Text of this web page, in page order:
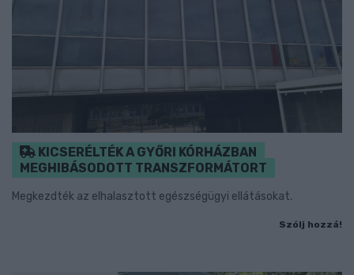
KICSERÉLTÉK A GYŐRI KÓRHÁZBAN
MEGHIBÁSODOTT TRANSZFORMÁTORT
Megkezdték az elhalasztott egészségügyi ellátásokat.
Szólj hozzá!